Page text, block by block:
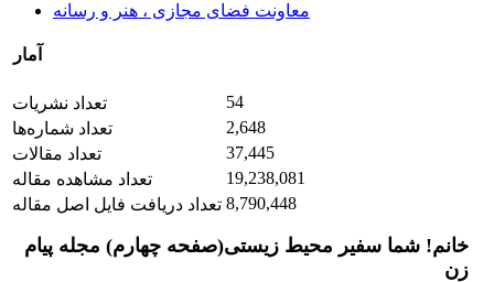
معاونت فضای مجازی ، هنر و رسانه
آمار
تعداد نشریات
54
تعداد شماره‌ها
2,648
تعداد مقالات
37,445
تعداد مشاهده مقاله
19,238,081
تعداد دریافت فایل اصل مقاله 8,790,448
خانم! شما سفیر محیط زیستی(صفحه چهارم) مجله پیام
زن